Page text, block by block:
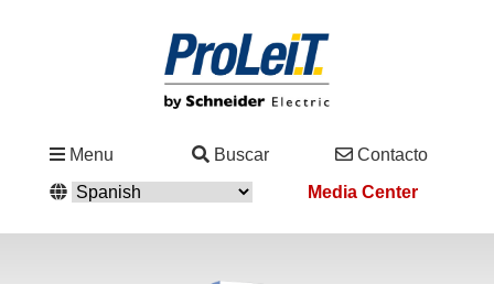
Menu Buscar
Contacto
Media Center
Soluciones